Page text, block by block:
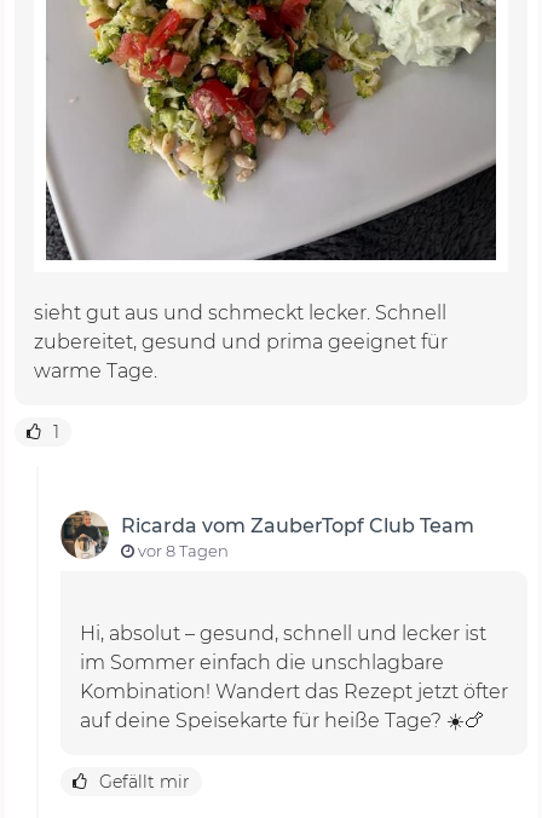
sieht gut aus und schmeckt lecker. Schnell
zubereitet, gesund und prima geeignet für
warme Tage.
1
Ricarda vom ZauberTopf Club Team
vor 8 Tagen
Hi, absolut – gesund, schnell und lecker ist
im Sommer einfach die unschlagbare
Kombination! Wandert das Rezept jetzt öfter
auf deine Speisekarte für heiße Tage? ☀️🍗
Gefällt mir